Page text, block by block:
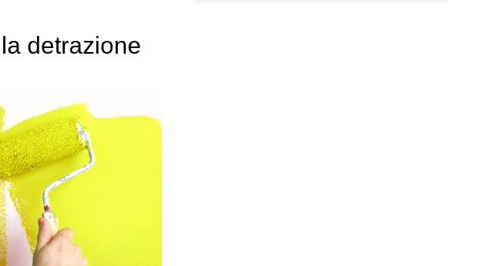
la detrazione